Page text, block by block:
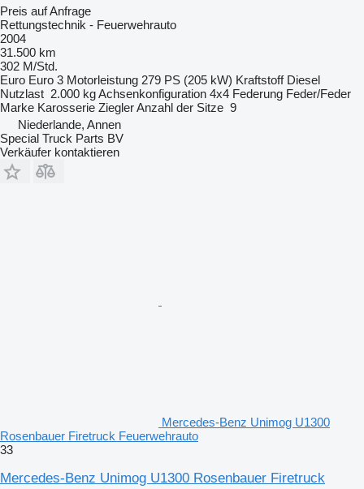
Preis auf Anfrage
Rettungstechnik - Feuerwehrauto
2004
31.500 km
302 M/Std.
Euro Euro 3 Motorleistung 279 PS (205 kW) Kraftstoff Diesel
Nutzlast 2.000 kgAchsenkonfiguration 4x4 Federung Feder/Feder
Marke Karosserie ZieglerAnzahl der Sitze 9
Niederlande, Annen
Special Truck Parts BV
Verkäufer kontaktieren
Mercedes-Benz Unimog U1300
Rosenbauer Firetruck Feuerwehrauto
33
Mercedes-Benz Unimog U1300 Rosenbauer Firetruck